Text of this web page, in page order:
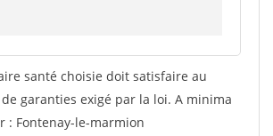
santé choisie doit satisfaire au
garanties exigé par la loi. A minima
: Fontenay-le-marmion